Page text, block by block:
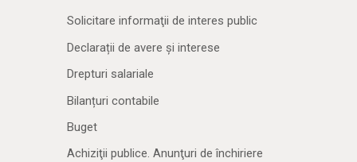
Solicitare informaţii de interes public
Declarații de avere și interese
Drepturi salariale
Bilanțuri contabile
Buget
Achiziţii publice. Anunţuri de închiriere